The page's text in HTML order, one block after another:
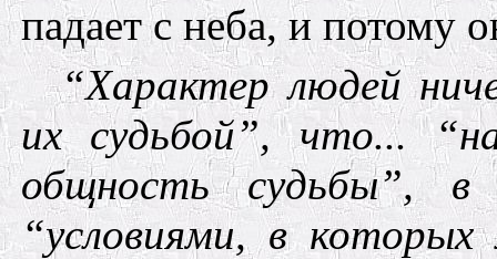
падает с неба, и потому
“Характер людей
их судьбой”, что...
общность судьбы”, в
“условиями, в